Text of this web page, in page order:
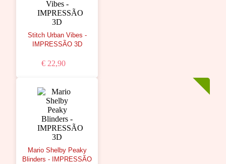
Stitch Urban Vibes -
IMPRESSÃO 3D
€ 22,90
Mario Shelby Peaky
Blinders - IMPRESSÃO